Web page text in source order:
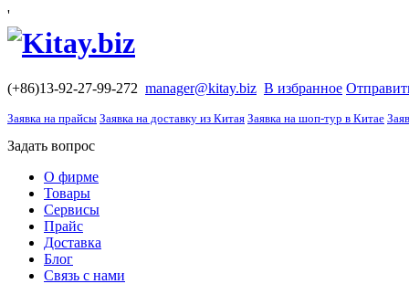
'
(+86)13-92-27-99-272 manager@kitay.biz В избранное
Заявка на прайсы Заявка на доставку из Китая Заявка на шоп-тур в Китае
Задать вопрос
О фирме
Товары
Сервисы
Прайс
Доставка
Блог
Связь с нами